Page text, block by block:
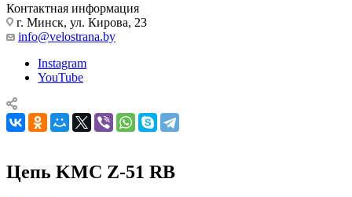
Контактная информация
г. Минск, ул. Кирова, 23
info@velostrana.by
Instagram
YouTube
Цепь KMC Z-51 RB